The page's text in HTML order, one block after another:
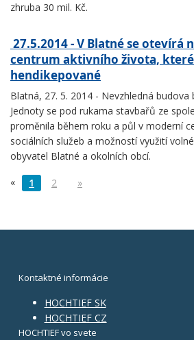
zhruba 30 mil. Kč.
27.5.2014 - V Blatné se otevírá
centrum aktivního života,
hendikepované
Blatná, 27. 5. 2014 - Nevzhledná budova
Jednoty se pod rukama stavbařů ze
proměnila během roku a půl v moderní
sociálních služeb a možností využití
obyvatel Blatné a okolních obcí.
«
1 2 »
Kontaktné informácie
HOCHTIEF SK
HOCHTIEF CZ
HOCHTIEF vo svete